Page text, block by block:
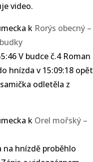
video.
k Rorýs obecný –
V budce č.4 Roman
hnízda v 15:09:18 opět
odletěla z
k Orel mořský –
na hnízdě proběhlo